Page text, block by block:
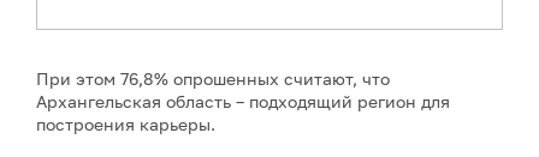
При этом 76,8% опрошенных считают, что
Архангельская область – подходящий регион для
построения карьеры.